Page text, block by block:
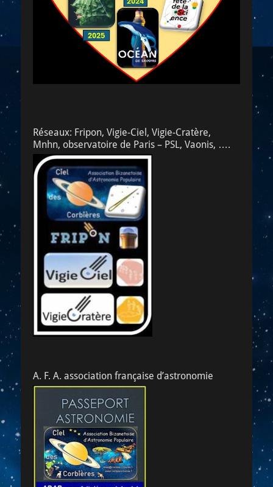
Réseaux: Fripon, Vigie-Ciel, Vigie-Cratère,
Mnhn, observatoire de Paris – PSL, Vaonis, ….
A. F. A. association française d’astronomie